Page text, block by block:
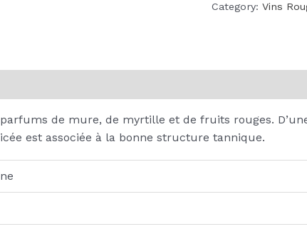
Category:Vins
de mure, de myrtille et de fruits rouges.
est associée à la bonne structure tannique.